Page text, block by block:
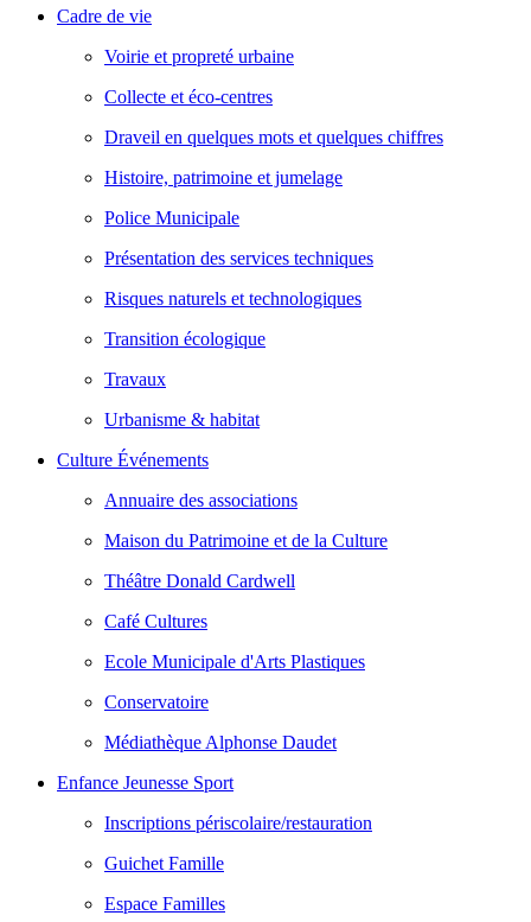
Cadre de vie
Voirie et propreté urbaine
Collecte et éco-centres
Draveil en quelques mots et quelques chiffres
Histoire, patrimoine et jumelage
Police Municipale
Présentation des services techniques
Risques naturels et technologiques
Transition écologique
Travaux
Urbanisme & habitat
Culture Événements
Annuaire des associations
Maison du Patrimoine et de la Culture
Théâtre Donald Cardwell
Café Cultures
Ecole Municipale d'Arts Plastiques
Conservatoire
Médiathèque Alphonse Daudet
Enfance Jeunesse Sport
Inscriptions périscolaire/restauration
Guichet Famille
Espace Familles